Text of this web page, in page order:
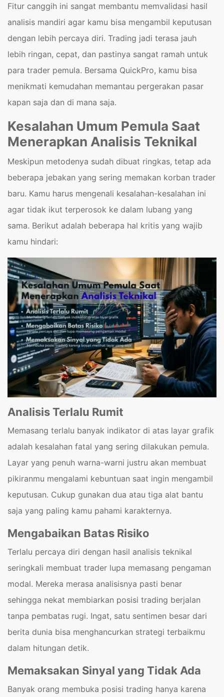
Fitur canggih ini sangat membantu memvalidasi hasil
analisis mandiri agar kamu bisa mengambil keputusan
dengan lebih percaya diri. Trading jadi terasa jauh
lebih ringan, cepat, dan pastinya sangat ramah untuk
para trader pemula. Bersama QuickPro, kamu bisa
menikmati kemudahan memantau pergerakan pasar
kapan saja dan di mana saja.
Kesalahan Umum Pemula Saat
Menerapkan Analisis Teknikal
Meskipun metodenya sudah dibuat ringkas, tetap ada
beberapa jebakan yang sering memakan korban trader
baru. Kamu harus mengenali kesalahan-kesalahan ini
agar tidak ikut terperosok ke dalam lubang yang
sama. Berikut adalah beberapa hal kritis yang wajib
kamu hindari:
Analisis Terlalu Rumit
Memasang terlalu banyak indikator di atas layar grafik
adalah kesalahan fatal yang sering dilakukan pemula.
Layar yang penuh warna-warni justru akan membuat
pikiranmu mengalami kebuntuan saat ingin mengambil
keputusan. Cukup gunakan dua atau tiga alat bantu
saja yang paling kamu pahami karakternya.
Mengabaikan Batas Risiko
Terlalu percaya diri dengan hasil analisis teknikal
seringkali membuat trader lupa memasang pengaman
modal. Mereka merasa analisisnya pasti benar
sehingga nekat membiarkan posisi trading berjalan
tanpa pembatas rugi. Ingat, satu sentimen besar dari
berita dunia bisa menghancurkan strategi terbaikmu
dalam hitungan detik.
Memaksakan Sinyal yang Tidak Ada
Banyak orang membuka posisi trading hanya karena